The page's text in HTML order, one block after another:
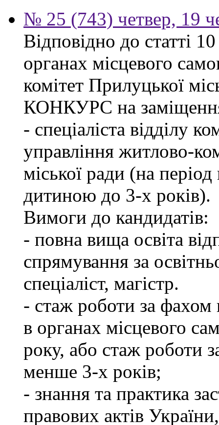
№ 25 (743) четвер, 19
Відповідно до статті
органах місцевого
комітет Прилуцької
КОНКУРС на
- спеціаліста відділу
управління житлово-
міської ради (на
дитиною до 3-х років).
Вимоги до кандидатів:
- повна вища освіта
спрямування за
спеціаліст, магістр.
- стаж роботи за фахом
в органах місцевого
року, або стаж роботи
менше 3-х років;
- знання та практика
правових актів